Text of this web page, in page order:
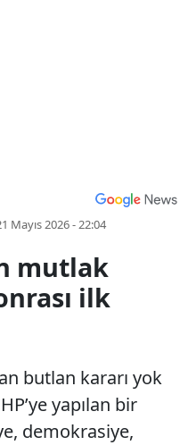
Mayıs 2026 - 22:04
mutlak
ilk
butlan kararı yok
yapılan bir
demokrasiye,